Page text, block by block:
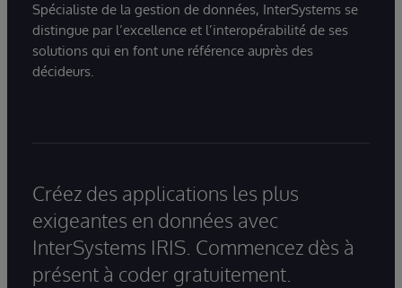
Spécialiste de la gestion de données, InterSystems se
distingue par l’excellence et l’interopérabilité de ses
solutions qui en font une référence auprès des
décideurs.
Créez des applications les plus
exigeantes en données avec
InterSystems IRIS. Commencez dès à
présent à coder gratuitement.